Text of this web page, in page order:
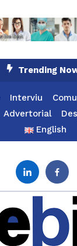
Trending
Interviu
Advertorial
English